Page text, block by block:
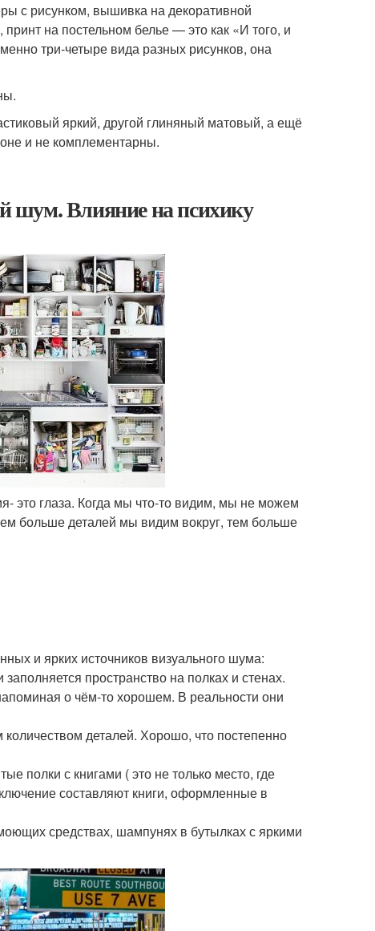
с рисунком, вышивка на декоративной
на постельном белье — это как «И того, и
три-четыре вида разных рисунков, она
яркий, другой глиняный матовый, а ещё
и не комплементарны.
шум. Влияние на психику
это глаза. Когда мы что-то видим, мы не можем
больше деталей мы видим вокруг, тем больше
и ярких источников визуального шума:
пространство на полках и стенах.
о чём-то хорошем. В реальности они
деталей. Хорошо, что постепенно
полки с книгами ( это не только место, где
составляют книги, оформленные в
средствах, шампунях в бутылках с яркими